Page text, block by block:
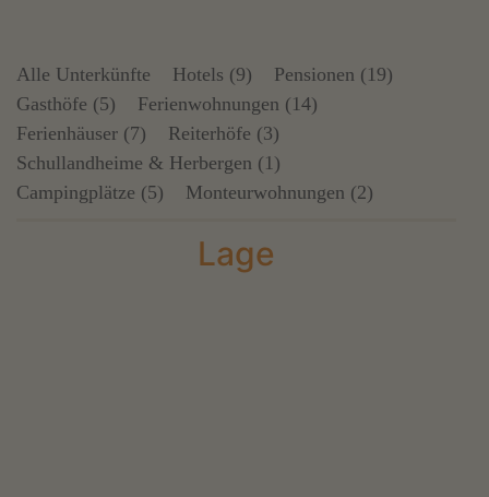
Alle Unterkünfte Hotels (9)
Pensionen (19)
Gasthöfe (5)
Ferienwohnungen (14)
Ferienhäuser (7)
Reiterhöfe (3)
Schullandheime & Herbergen (1)
Campingplätze (5)
Monteurwohnungen (2)
Lage